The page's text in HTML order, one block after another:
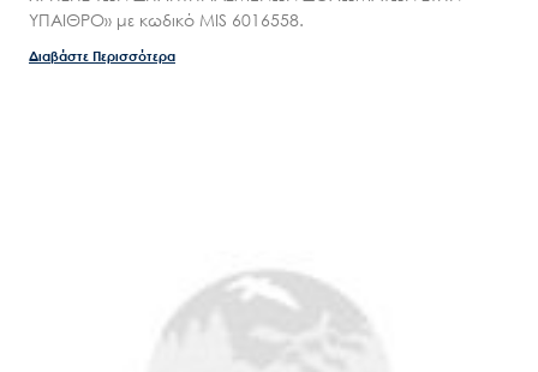
ΥΠΑΙΘΡΟ» με κωδικό MIS 6016558.
Διαβάστε Περισσότερα